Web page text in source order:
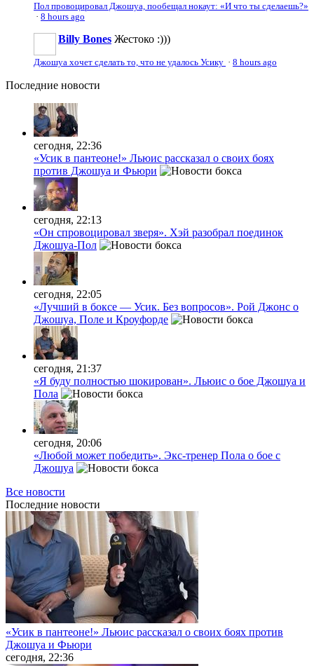
Пол провоцировал Джошуа, пообещал нокаут: «И что ты сделаешь?»
· 8 hours ago
Billy Bones Жестоко :)))
Джошуа хочет сделать то, что не удалось Усику · 8 hours ago
Последние новости
сегодня, 22:36
«Усик в пантеоне!» Льюис рассказал о своих боях
против Джошуа и Фьюри
сегодня, 22:13
«Он спровоцировал зверя». Хэй разобрал поединок
Джошуа-Пол
сегодня, 22:05
«Лучший в боксе — Усик. Без вопросов». Рой Джонс о
Джошуа, Поле и Кроуфорде
сегодня, 21:37
«Я буду полностью шокирован». Льюис о бое Джошуа и
Пола
сегодня, 20:06
«Любой может победить». Экс-тренер Пола о бое с
Джошуа
Все новости
Последние новости
«Усик в пантеоне!» Льюис рассказал о своих боях против
Джошуа и Фьюри
сегодня, 22:36